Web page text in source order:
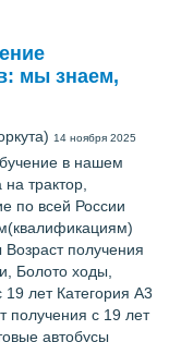
мы знаем,
14 ноября 2025
в нашем
трактор,
по всей России
получения
Болото ходы,
лет Категория А3
получения с 19 лет
автобусы